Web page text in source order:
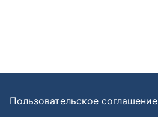
Пользовательское соглашение